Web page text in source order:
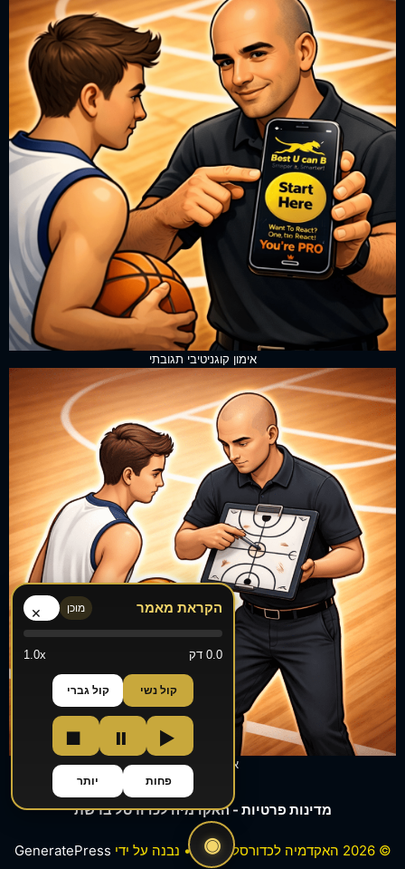
הקראת מאמר מוכן ×
0.0 דק 1.0x
קול נשי קול גברי
▶
⏸
■
פחות יותר
◉
אימון קוגניטיבי תגובתי
אימונים אישיים
מדינות פרטיות - האקדמיה לכדורסל ברשת
© 2026 האקדמיה לכדורסל ברשת • נבנה על ידי GeneratePress